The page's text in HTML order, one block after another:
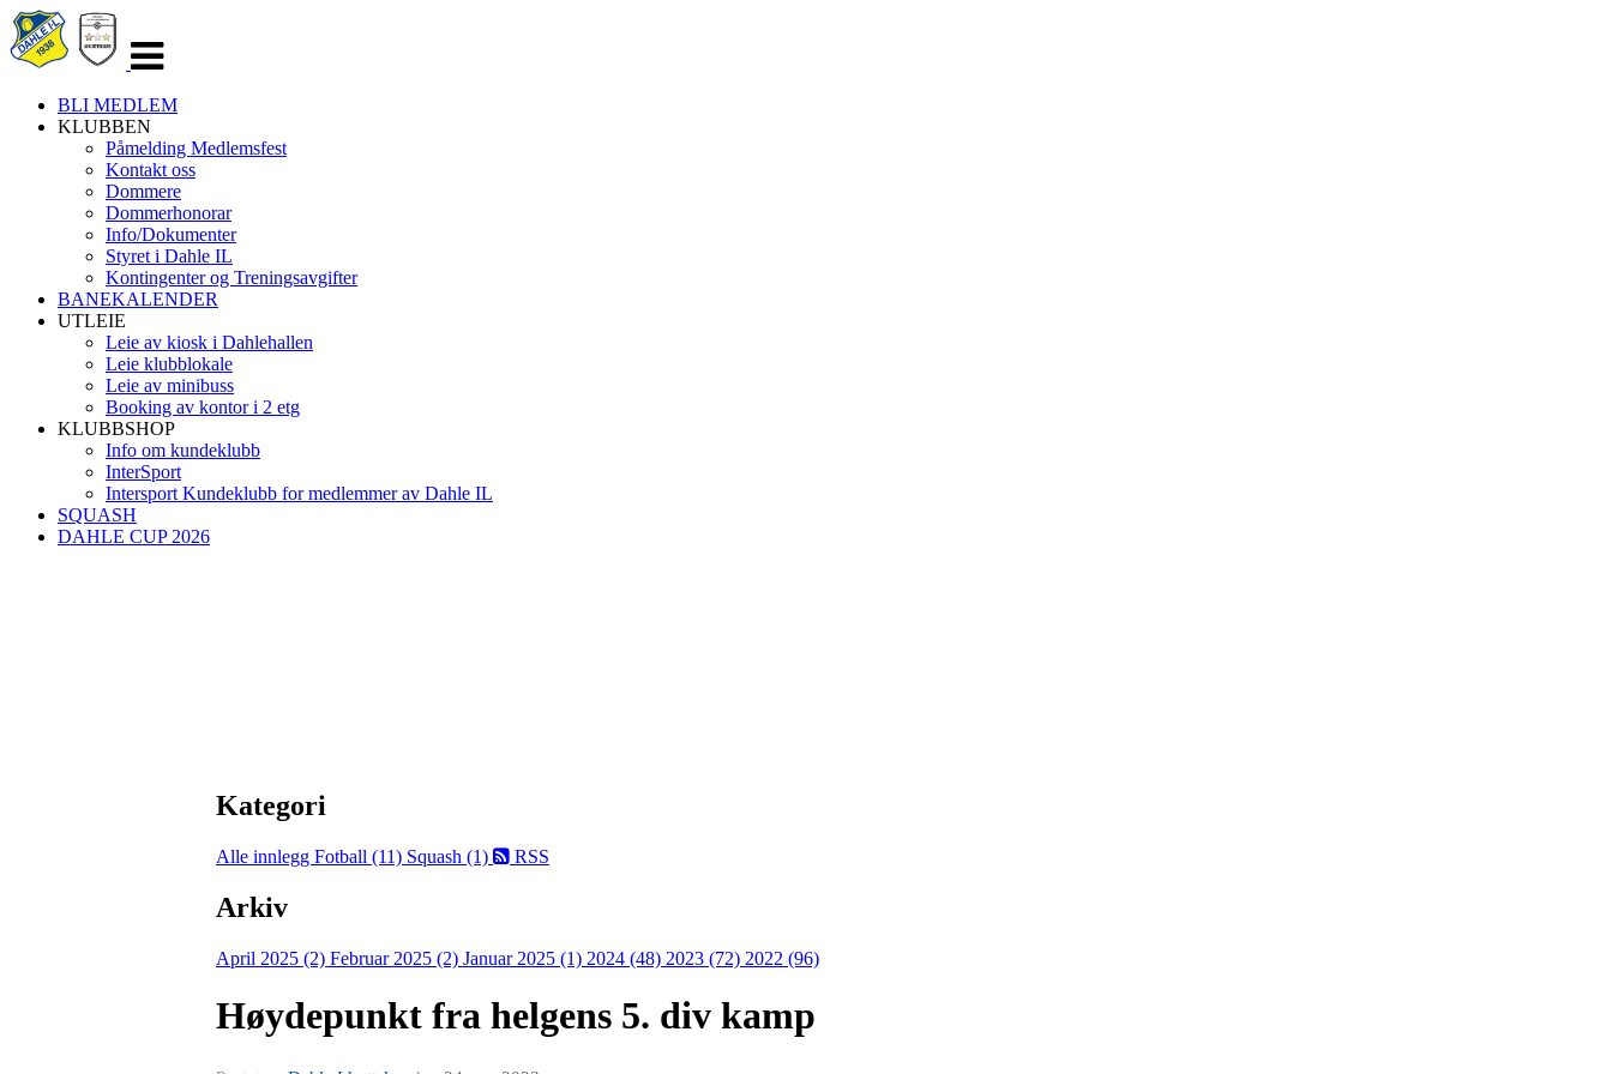
navigasjon
BLI MEDLEM
KLUBBEN
Påmelding Medlemsfest
Kontakt oss
Dommere
Dommerhonorar
Info/Dokumenter
Styret i Dahle IL
Kontingenter og Treningsavgifter
BANEKALENDER
UTLEIE
Leie av kiosk i Dahlehallen
Leie klubblokale
Leie av minibuss
Booking av kontor i 2 etg
KLUBBSHOP
Info om kundeklubb
InterSport
Intersport Kundeklubb for medlemmer av Dahle IL
SQUASH
DAHLE CUP 2026
Kategori
Alle innlegg Fotball (11) Squash (1) RSS
Arkiv
April 2025 (2) Februar 2025 (2) Januar 2025 (1) 2024 (48) 2023 (72) 2022 (96)
Høydepunkt fra helgens 5. div kamp